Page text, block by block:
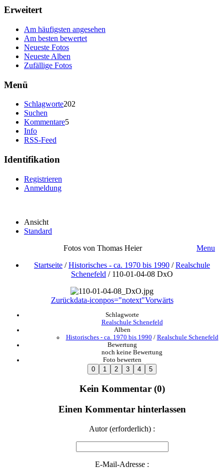
Erweitert
Am häufigsten angesehen
Am besten bewertet
Neueste Fotos
Neueste Alben
Zufällige Fotos
Menü
Schlagworte202
Suchen
Kommentare5
Info
RSS-Feed
Identifikation
Registrieren
Anmeldung
Ansicht
Standard
Fotos von Thomas Heier
Menu
Startseite /Historisches - ca. 1970 bis 1990 /Realschule
Schenefeld / 110-01-04-08 DxO
Zurückdata-iconpos="notext"Vorwärts
Schlagworte
Realschule Schenefeld
Alben
Historisches - ca. 1970 bis 1990 / Realschule Schenefeld
Bewertung
noch keine Bewertung
Foto bewerten
Kein Kommentar (0)
Einen Kommentar hinterlassen
Autor (erforderlich) :
E-Mail-Adresse :